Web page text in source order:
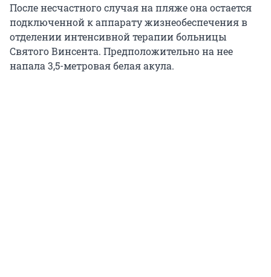
После несчастного случая на пляже она остается
подключенной к аппарату жизнеобеспечения в
отделении интенсивной терапии больницы
Святого Винсента. Предположительно на нее
напала 3,5-метровая белая акула.